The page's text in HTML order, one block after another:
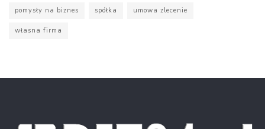
pomysły na biznes spółka umowa zlecenie
własna firma